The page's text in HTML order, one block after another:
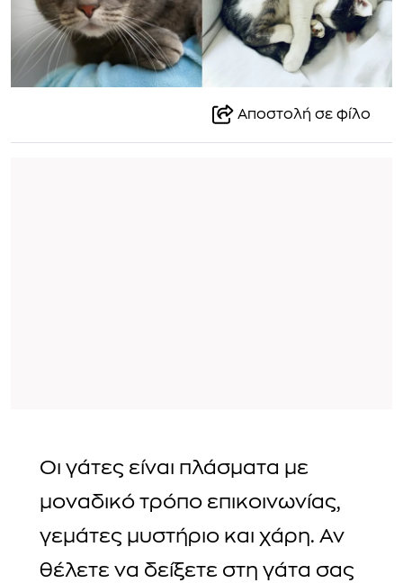
Αποστολή σε φίλο
Οι γάτες είναι πλάσματα με
μοναδικό τρόπο επικοινωνίας,
γεμάτες μυστήριο και χάρη. Αν
θέλετε να δείξετε στη γάτα σας